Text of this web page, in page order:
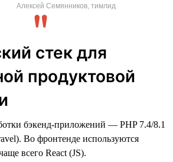
Алексей Семянников, тимлид
стек для
продуктовой
бэкенд-приложений — PHP 7.4/8.1
Во фронтенде используются
всего React (JS).